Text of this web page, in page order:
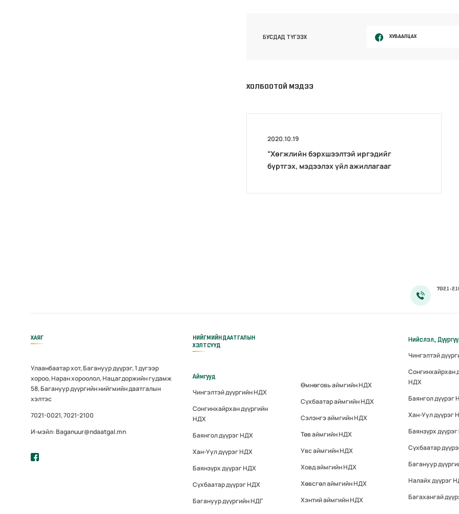
БУСДАД ТҮГЭЭХ ХУВААЛЦАХ
ХОЛБООТОЙ МЭДЭЭ
2020.10.19
“Хөгжлийн бэрхшээлтэй иргэдийг
бүртгэх, мэдээлэх үйл ажиллагааг
7021-
ХАЯГ
Улаанбаатар хот, Багануур дүүрэг, 1 дүгээр
хороо, Наран хороолол, Нацагдоржийн гудамж
58, Багануур дүүргийн нийгмийн даатгалын
хэлтэс
7021-0021, 7021-2100
И-мэйл: Baganuur@ndaatgal.mn
НИЙГМИЙН ДААТГАЛЫН
ХЭЛТСҮҮД
Аймгууд
Чингэлтэй дүүргийн НДХ
Сонгинхайрхан дүүргийн
НДХ
Баянгол дүүрэг НДХ
Хан-Уул дүүрэг НДХ
Баянзүрх дүүрэг НДХ
Сүхбаатар дүүрэг НДХ
Багануур дүүргийн НДГ
Өмнөговь аймгийн НДХ
Сүхбаатар аймгийн НДХ
Сэлэнгэ аймгийн НДХ
Төв аймгийн НДХ
Увс аймгийн НДХ
Ховд аймгийн НДХ
Хөвсгөл аймгийн НДХ
Хэнтий аймгийн НДХ
Нийслэл,
Чингэлтэй
Сонгинхайрхан
НДХ
Баянгол дүүрэг
Хан-Уул дүүрэг
Баянзүрх
Сүхбаатар
Багануур
Налайх дүүрэг
Багахангай